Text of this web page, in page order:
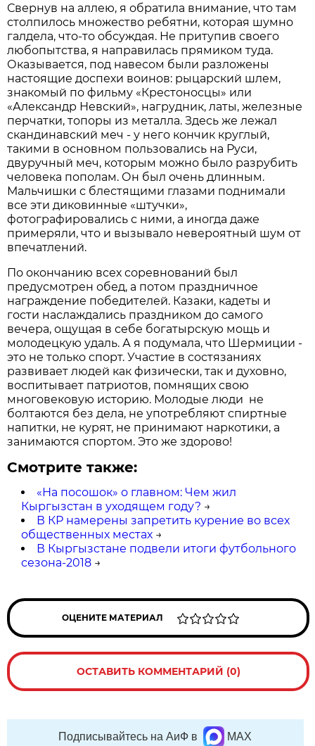
Свернув на аллею, я обратила внимание, что там
столпилось множество ребятни, которая шумно
галдела, что-то обсуждая. Не притупив своего
любопытства, я направилась прямиком туда.
Оказывается, под навесом были разложены
настоящие доспехи воинов: рыцарский шлем,
знакомый по фильму «Крестоносцы» или
«Александр Невский», нагрудник, латы, железные
перчатки, топоры из металла. Здесь же лежал
скандинавский меч - у него кончик круглый,
такими в основном пользовались на Руси,
двуручный меч, которым можно было разрубить
человека пополам. Он был очень длинным.
Мальчишки с блестящими глазами поднимали
все эти диковинные «штучки»,
фотографировались с ними, а иногда даже
примеряли, что и вызывало невероятный шум от
впечатлений.
По окончанию всех соревнований был
предусмотрен обед, а потом праздничное
награждение победителей. Казаки, кадеты и
гости наслаждались праздником до самого
вечера, ощущая в себе богатырскую мощь и
молодецкую удаль. А я подумала, что Шермиции -
это не только спорт. Участие в состязаниях
развивает людей как физически, так и духовно,
воспитывает патриотов, помнящих свою
многовековую историю. Молодые люди не
болтаются без дела, не употребляют спиртные
напитки, не курят, не принимают наркотики, а
занимаются спортом. Это же здорово!
Смотрите также:
«На посошок» о главном: Чем жил
Кыргызстан в уходящем году? →
В КР намерены запретить курение во всех
общественных местах →
В Кыргызстане подвели итоги футбольного
сезона-2018 →
ОЦЕНИТЕ МАТЕРИАЛ
ОСТАВИТЬ КОММЕНТАРИЙ (0)
Подписывайтесь на АиФ в MAX